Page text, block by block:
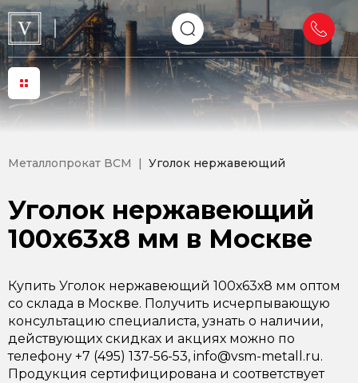
Металлопрокат ВСМ Уголок нержавеющий
Уголок нержавеющий
100х63х8 мм в Москве
Купить Уголок нержавеющий 100х63х8 мм оптом
со склада в Москве. Получить исчерпывающую
консультацию специалиста, узнать о наличии,
действующих скидках и акциях можно по
телефону +7 (495) 137-56-53, info@vsm-metall.ru.
Продукция сертифицирована и соответствует